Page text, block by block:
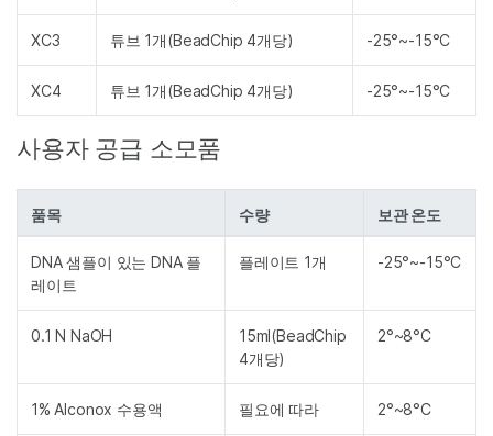
XC3 튜브 1개(BeadChip 4개당) -25°~-15°C
XC4 튜브 1개(BeadChip 4개당) -25°~-15°C
사용자 공급 소모품
품목 수량 보관 온도
DNA 샘플이 있는 DNA 플
레이트
플레이트 1개 -25°~-15°C
0.1 N NaOH
15ml(BeadChip
4개당)
2°~8°C
1% Alconox 수용액 필요에 따라 2°~8°C